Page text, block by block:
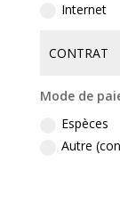
Internet
Mode de
Espèces
Autre